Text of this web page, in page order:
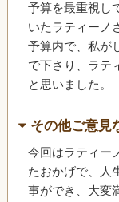
予算を最重視し
いたラティーノ
予算内で、私が
で下さり、ラテ
と思いました。
その他ご意見
今回はラティー
たおかげで、人
事ができ、大変